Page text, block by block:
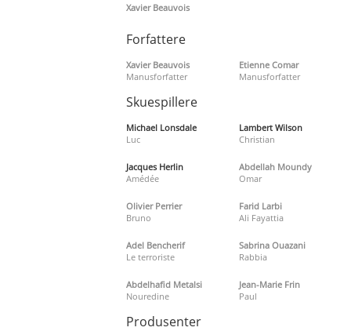
Xavier Beauvois
Forfattere
Xavier Beauvois
Manusforfatter
Etienne Comar
Manusforfatter
Skuespillere
Michael Lonsdale
Luc
Lambert Wilson
Christian
Jacques Herlin
Amédée
Abdellah Moundy
Omar
Olivier Perrier
Bruno
Farid Larbi
Ali Fayattia
Adel Bencherif
Le terroriste
Sabrina Ouazani
Rabbia
Abdelhafid Metalsi
Nouredine
Jean-Marie Frin
Paul
Produsenter